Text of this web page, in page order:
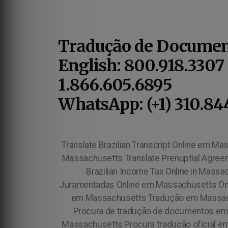
Tradução de
English:
1.866.605.6895
WhatsApp: (+1)
Translate Brazilian Transcript Online em Massachusetts Traduzir Imposto de Renda Online em Massachusetts Traduzir Acordo Pré-nupcial online em Massachusetts Translate Prenuptial Agreement Online in Massachusetts, Traduzir Imposto de Renda Brasileiro Online em Massachusetts Translate Brazilian Income Tax Online in Massachusetts, Tradução Juramentada Online em Massachusetts Online em Massachusetts Traduções Juramentadas Online em Massachusetts Online em Massachusetts Traduções Juramentadas Online em Massachusetts Traduzir Procuração Online em Massachusetts Tradução em Massachusetts Procura serviços de tradução em Massachusetts , Procura de tradução em Massachusetts Procura de tradução de documentos em Massachusetts Procura tradução juramentada em Massachusetts Procura tradução certificada em Massachusetts Procura tradução oficial em Massachusetts Tradutor em Massachusetts Lista de Tradutor em Massachusetts Lista de Tradutores em Massachusetts Tradutor Juramentado em Massachusetts Tradutor Certificado em Massachusetts Tradutor Oficial em Massachusetts Tradutor Credenciado em Massachusetts Tradutor Autorizado em Massachusetts Traduzir Documentos em Massachusetts Agência de Tradução em Massachusetts Tradutor Brasileiro em Massachusetts Brazilian Portuguese Translator in Massachusetts, Portuguese Translator in Massachusetts, Portuguese Translation in Massachusetts, Certified Portuguese Translator in Massachusetts, Portuguese Translation Services in Massachusetts, Brazilian Interpreter in Massachusetts, Portuguese Interpreter in Massachusetts, Intérprete em Massachusetts Serviço de Tradução em Massachusetts Serviço Profissional de Tradução em Massachusetts Como Traduzir Documentos em Massachusetts Quem Traduz Documentos em Massachusetts Tradução Certificada (Certified Translation in Massachusetts, Tradução Juramentada (Certified Translation in Massachusetts, Tradução Oficial (Certified Translation in Massachusetts, Tradução Credenciada (Certified Translation in Massachusetts, Tradução Aprovada (Certified Translation in Massachusetts, Tradução Aceita (Certified Translation in Massachusetts, Tradução Reconhecida (Certified Translation in Massachusetts, Tradução Juramentada e Certificada em Massachusetts Tradução Certificada e Juramentada em Massachusetts Tradução Oficial e Juramentada em Massachusetts Tradução Juramentada e Oficial em Massachusetts Procura Tradutor em Massachusetts Tradução de Documentos em Massachusetts Tradutor de Documentos em Massachusetts Tradutor Portugues Ingles em Massachusetts Portuguese to English Translator in Massachusetts, Portuguese English Translation Services in Massachusetts, Portuguese Translation Services to English in Massachusetts, Serviços de Tradução em Massachusetts Brazilian Translation Agency